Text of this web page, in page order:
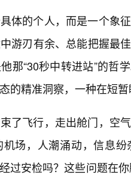
体的个人，而是一个象
游刃有余、总能把握最
那“30秒中转进站”的哲
的精准洞察，一种在短暂
了飞行，走出舱门，空
场，人潮涌动，信息
过安检吗？这些问题在